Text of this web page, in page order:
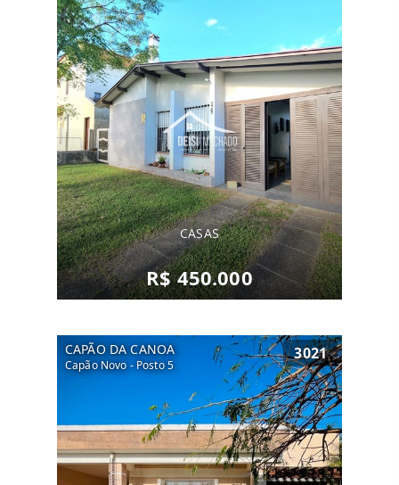
CASAS
R$ 450.000
CAPÃO DA CANOA
Capão Novo - Posto 5
3021